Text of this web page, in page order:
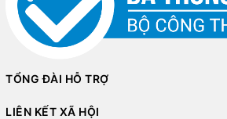
TỔNG ĐÀI HỖ TRỢ
LIÊN KẾT XÃ HỘI